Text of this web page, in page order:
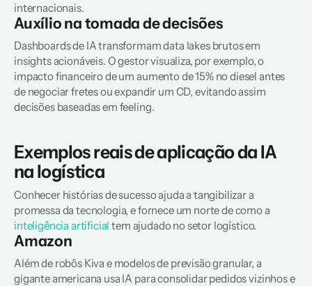
internacionais.
Auxílio na tomada de decisões
Dashboards de IA transformam data lakes brutos em
insights acionáveis. O gestor visualiza, por exemplo, o
impacto financeiro de um aumento de 15% no diesel antes
de negociar fretes ou expandir um CD, evitando assim
decisões baseadas em feeling.
Exemplos reais de aplicação da IA
na logística
Conhecer histórias de sucesso ajuda a tangibilizar a
inteligência artificial tem ajudado no setor logístico.
Amazon
Além de robôs Kiva e modelos de previsão granular, a
gigante americana usa IA para consolidar pedidos vizinhos e